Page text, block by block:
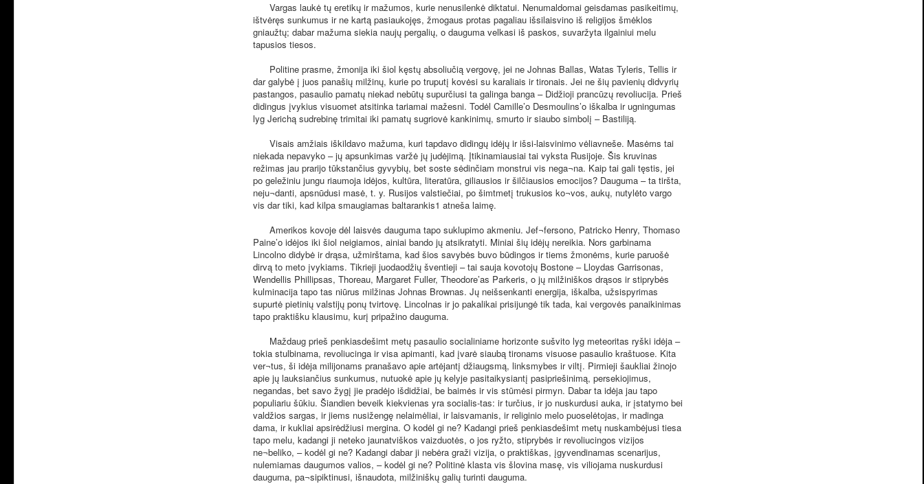
Vargas laukė tų eretikų ir mažumos, kurie nenusilenkė diktatui. Nenumaldomai geisdamas pasikeitimų,
ištvėręs sunkumus ir ne kartą pasiaukojęs, žmogaus protas pagaliau išsilaisvino iš religijos šmėklos
gniaužtų; dabar mažuma siekia naujų pergalių, o dauguma velkasi iš paskos, suvaržyta ilgainiui melu
tapusios tiesos.
Politine prasme, žmonija iki šiol kęstų absoliučią vergovę, jei ne Johnas Ballas, Watas Tyleris, Tellis ir
dar galybė į juos panašių milžinų, kurie po truputį kovėsi su karaliais ir tironais. Jei ne šių pavienių didvyrių
pastangos, pasaulio pamatų niekad nebūtų supurčiusi ta galinga banga – Didžioji prancūzų revoliucija. Prieš
didingus įvykius visuomet atsitinka tariamai mažesni. Todėl Camille’o Desmoulins’o iškalba ir ugningumas
lyg Jerichą sudrebinę trimitai iki pamatų sugriovė kankinimų, smurto ir siaubo simbolį – Bastiliją.
Visais amžiais iškildavo mažuma, kuri tapdavo didingų idėjų ir išsi-laisvinimo vėliavneše. Masėms tai
niekada nepavyko – jų apsunkimas varžė jų judėjimą. Įtikinamiausiai tai vyksta Rusijoje. Šis kruvinas
režimas jau prarijo tūkstančius gyvybių, bet soste sėdinčiam monstrui vis nega¬na. Kaip tai gali tęstis, jei
po geležiniu jungu riaumoja idėjos, kultūra, literatūra, giliausios ir šilčiausios emocijos? Dauguma – ta tiršta,
neju¬danti, apsnūdusi masė, t. y. Rusijos valstiečiai, po šimtmetį trukusios ko¬vos, aukų, nutylėto vargo
vis dar tiki, kad kilpa smaugiamas baltarankis1 atneša laimę.
Amerikos kovoje dėl laisvės dauguma tapo suklupimo akmeniu. Jef¬fersono, Patricko Henry, Thomaso
Paine’o idėjos iki šiol neigiamos, ainiai bando jų atsikratyti. Miniai šių idėjų nereikia. Nors garbinama
Lincolno didybė ir drąsa, užmirštama, kad šios savybės buvo būdingos ir tiems žmonėms, kurie paruošė
dirvą to meto įvykiams. Tikrieji juodaodžių šventieji – tai sauja kovotojų Bostone – Lloydas Garrisonas,
Wendellis Phillipsas, Thoreau, Margaret Fuller, Theodore’as Parkeris, o jų milžiniškos drąsos ir stiprybės
kulminacija tapo tas niūrus milžinas Johnas Brownas. Jų neišsenkanti energija, iškalba, užsispyrimas
supurtė pietinių valstijų ponų tvirtovę. Lincolnas ir jo pakalikai prisijungė tik tada, kai vergovės panaikinimas
tapo praktišku klausimu, kurį pripažino dauguma.
Maždaug prieš penkiasdešimt metų pasaulio socialiniame horizonte sušvito lyg meteoritas ryški idėja –
tokia stulbinama, revoliucinga ir visa apimanti, kad įvarė siaubą tironams visuose pasaulio kraštuose. Kita
ver¬tus, ši idėja milijonams pranašavo apie artėjantį džiaugsmą, linksmybes ir viltį. Pirmieji šaukliai žinojo
apie jų lauksiančius sunkumus, nutuokė apie jų kelyje pasitaikysiantį pasipriešinimą, persekiojimus,
negandas, bet savo žygį jie pradėjo išdidžiai, be baimės ir vis stūmėsi pirmyn. Dabar ta idėja jau tapo
populiariu šūkiu. Šiandien beveik kiekvienas yra socialis-tas: ir turčius, ir jo nuskurdusi auka, ir įstatymo bei
valdžios sargas, ir jiems nusižengę nelaimėliai, ir laisvamanis, ir religinio melo puoselėtojas, ir madinga
dama, ir kukliai apsirėdžiusi mergina. O kodėl gi ne? Kadangi prieš penkiasdešimt metų nuskambėjusi tiesa
tapo melu, kadangi ji neteko jaunatviškos vaizduotės, o jos ryžto, stiprybės ir revoliucingos vizijos
ne¬beliko, – kodėl gi ne? Kadangi dabar ji nebėra graži vizija, o praktiškas, įgyvendinamas scenarijus,
nulemiamas daugumos valios, – kodėl gi ne? Politinė klasta vis šlovina masę, vis viliojama nuskurdusi
dauguma, pa¬sipiktinusi, išnaudota, milžiniškų galių turinti dauguma.